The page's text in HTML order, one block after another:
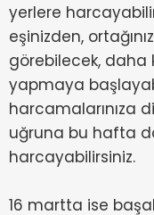
yerlere
eşinizden,
görebilecek, daha
yapmaya
harcamalarınıza
uğruna bu hafta
harcayabilirsiniz.
16 martta ise